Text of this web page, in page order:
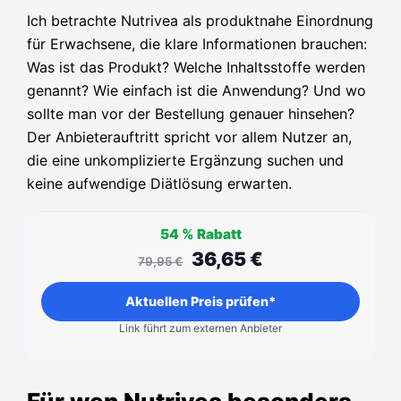
Ich betrachte Nutrivea als produktnahe Einordnung
für Erwachsene, die klare Informationen brauchen:
Was ist das Produkt? Welche Inhaltsstoffe werden
genannt? Wie einfach ist die Anwendung? Und wo
sollte man vor der Bestellung genauer hinsehen?
Der Anbieterauftritt spricht vor allem Nutzer an,
die eine unkomplizierte Ergänzung suchen und
keine aufwendige Diätlösung erwarten.
54 % Rabatt
79,95€ 36,65€
Aktuellen Preis prüfen*
Link führt zum externen Anbieter